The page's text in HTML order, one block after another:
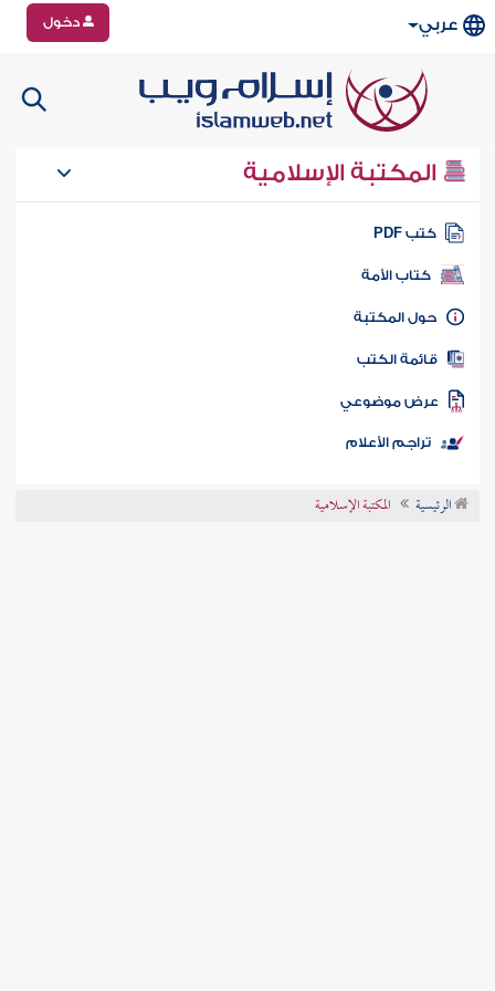
عربي دخول
المكتبة الإسلامية
كتب PDF
كتاب الأمة
المكتبة
الكتب
موضوعي
تراجم الأعلام
الرئيسية المكتبة الإسلامية